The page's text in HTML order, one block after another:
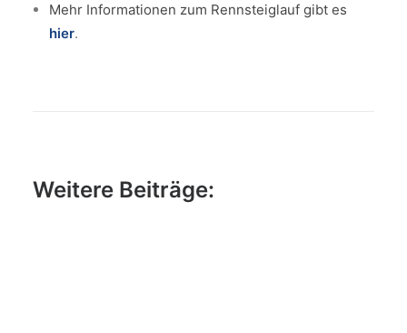
Mehr Informationen zum Rennsteiglauf gibt es
hier.
Weitere Beiträge: